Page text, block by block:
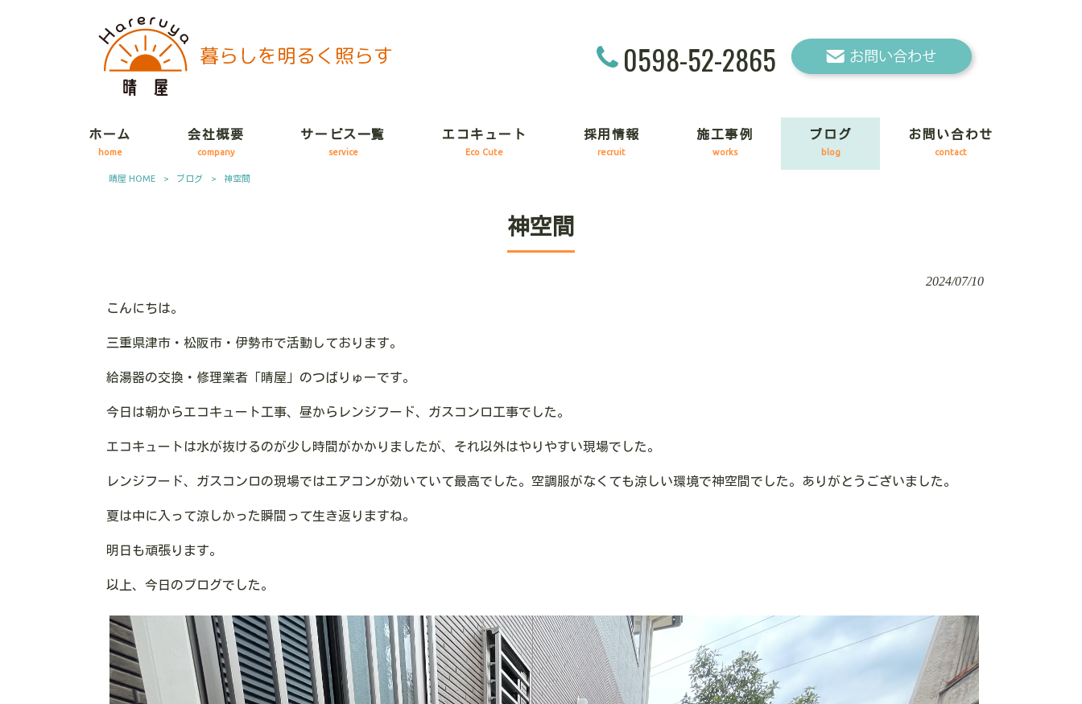
0598-52-2865
ホーム
home
会社概要
company
サービス一覧
service
エコキュート
Eco Cute
採用情報
recruit
施工事例
works
ブログ
blog
お問い合わせ
contact
晴屋 HOME > ブログ > 神空間
神空間
2024/07/10
こんにちは。
三重県津市・松阪市・伊勢市で活動しております。
給湯器の交換・修理業者「晴屋」のつばりゅーです。
今日は朝からエコキュート工事、昼からレンジフード、ガスコンロ工事でした。
エコキュートは水が抜けるのが少し時間がかかりましたが、それ以外はやりやすい現場でした。
レンジフード、ガスコンロの現場ではエアコンが効いていて最高でした。空調服がなくても涼しい環境で神空間でした。ありがとうございました。
夏は中に入って涼しかった瞬間って生き返りますね。
明日も頑張ります。
以上、今日のブログでした。